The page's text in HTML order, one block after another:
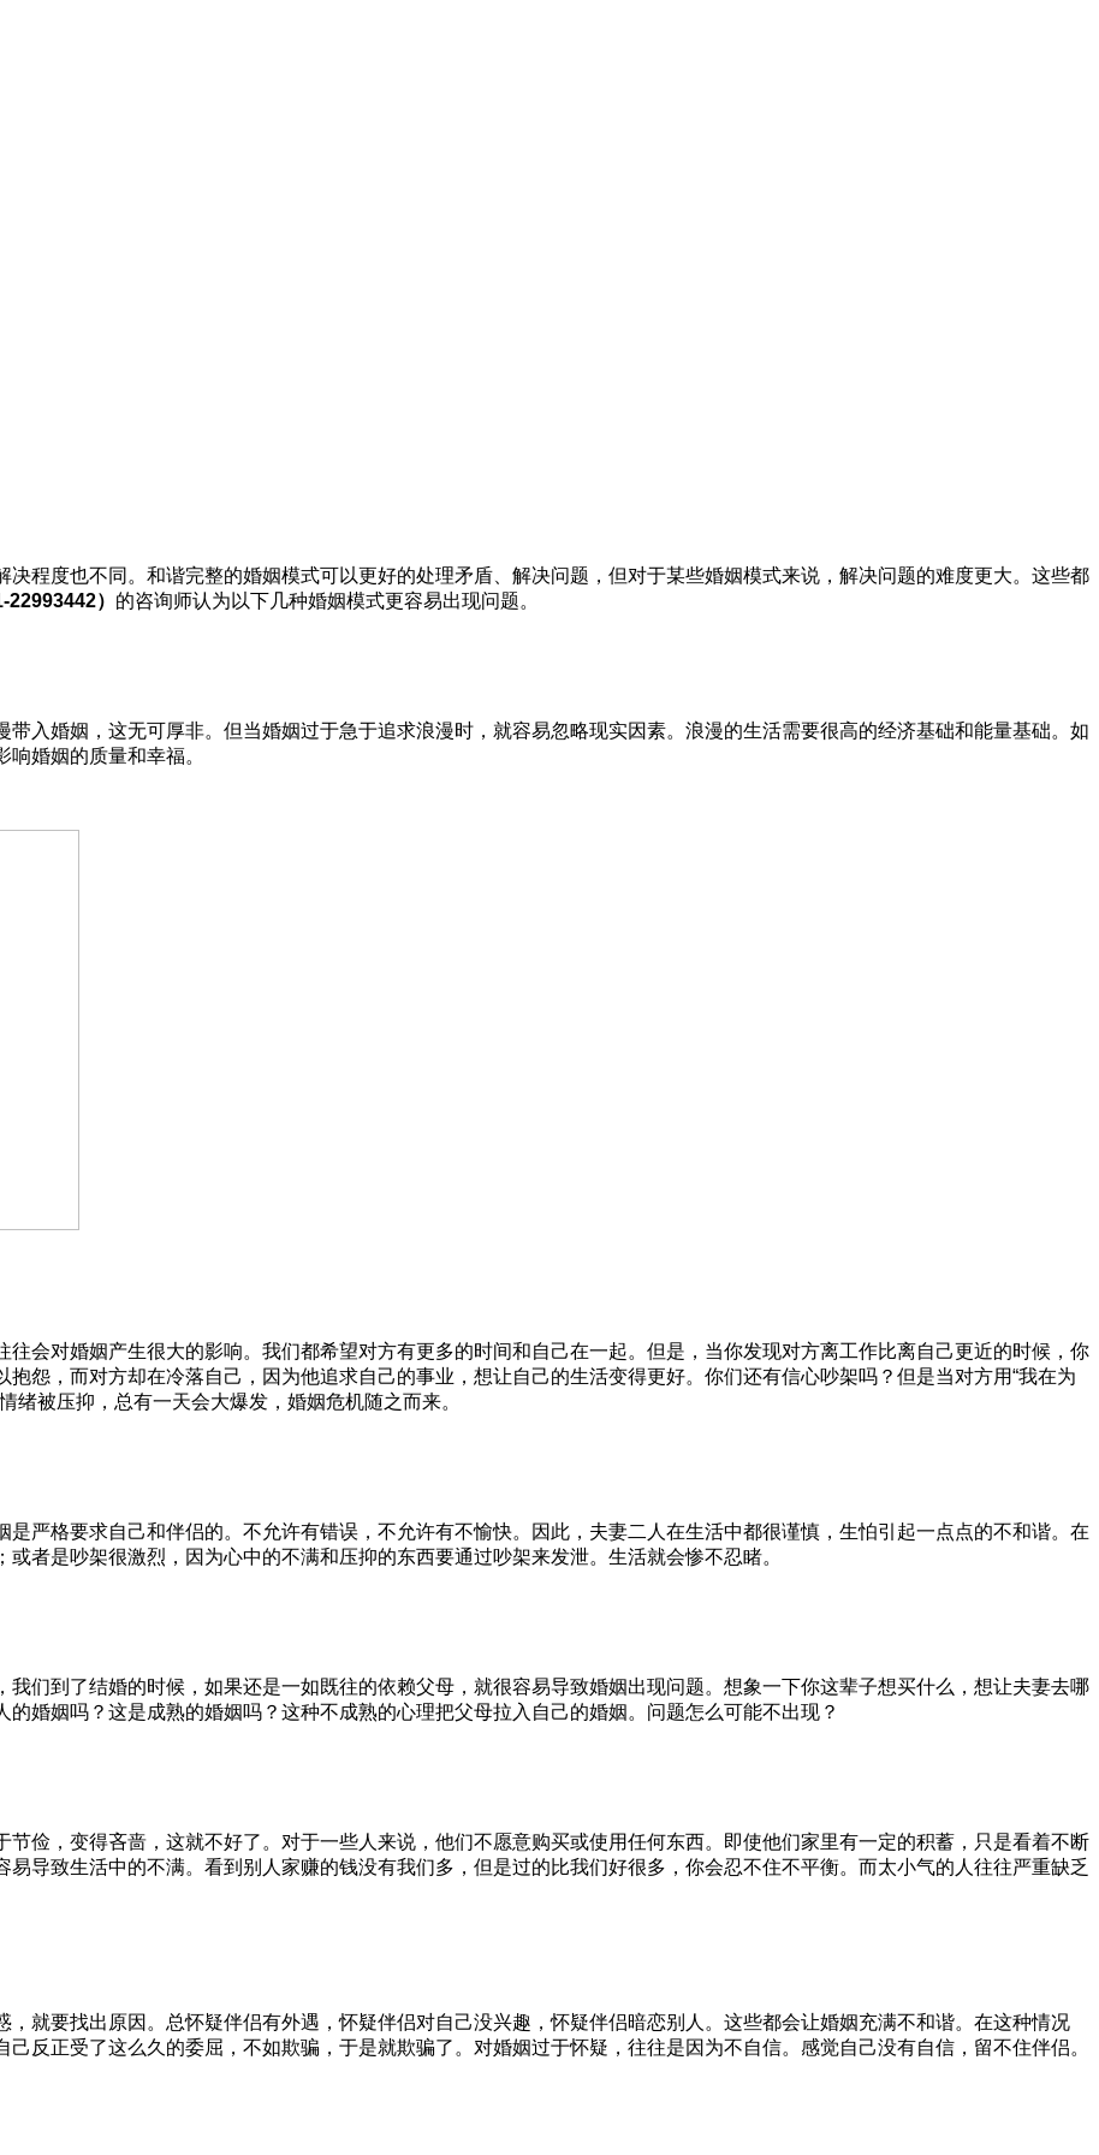
度也不同。和谐完整的婚姻模式可以更好的处理矛盾、解决问题，但对于某些婚姻模式来说，解决问题的难度更大。这些都
22993442） 的咨询师认为以下几种婚姻模式更容易出现问题。
婚姻，这无可厚非。但当婚姻过于急于追求浪漫时，就容易忽略现实因素。浪漫的生活需要很高的经济基础和能量基础。如
婚姻的质量和幸福。
对婚姻产生很大的影响。我们都希望对方有更多的时间和自己在一起。但是，当你发现对方离工作比离自己更近的时候，你
怨，而对方却在冷落自己，因为他追求自己的事业，想让自己的生活变得更好。你们还有信心吵架吗？但是当对方用“我在为
绪被压抑，总有一天会大爆发，婚姻危机随之而来。
格要求自己和伴侣的。不允许有错误，不允许有不愉快。因此，夫妻二人在生活中都很谨慎，生怕引起一点点的不和谐。在
者是吵架很激烈，因为心中的不满和压抑的东西要通过吵架来发泄。生活就会惨不忍睹。
到了结婚的时候，如果还是一如既往的依赖父母，就很容易导致婚姻出现问题。想象一下你这辈子想买什么，想让夫妻去哪
婚姻吗？这是成熟的婚姻吗？这种不成熟的心理把父母拉入自己的婚姻。问题怎么可能不出现？
，变得吝啬，这就不好了。对于一些人来说，他们不愿意购买或使用任何东西。即使他们家里有一定的积蓄，只是看着不断
导致生活中的不满。看到别人家赚的钱没有我们多，但是过的比我们好很多，你会忍不住不平衡。而太小气的人往往严重缺乏
要找出原因。总怀疑伴侣有外遇，怀疑伴侣对自己没兴趣，怀疑伴侣暗恋别人。这些都会让婚姻充满不和谐。在这种情况
反正受了这么久的委屈，不如欺骗，于是就欺骗了。对婚姻过于怀疑，往往是因为不自信。感觉自己没有自信，留不住伴侣。